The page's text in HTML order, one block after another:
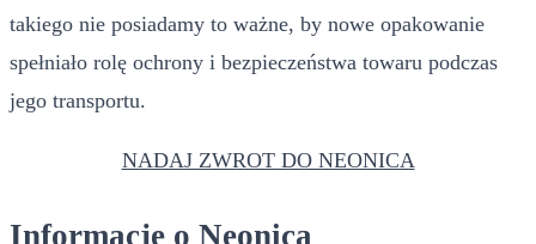
takiego nie posiadamy to ważne, by nowe opakowanie
spełniało rolę ochrony i bezpieczeństwa towaru podczas
jego transportu.
NADAJ ZWROT DO NEONICA
Informacje o Neonica